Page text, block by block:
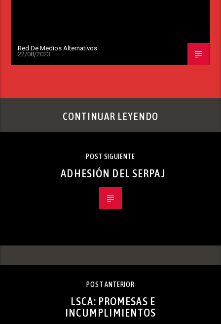
Red De Medios Alternativos
22/08/2023
CONTINUAR LEYENDO
POST SIGUIENTE
ADHESIÓN DEL SERPAJ
POST ANTERIOR
LSCA: PROMESAS E
INCUMPLIMIENTOS